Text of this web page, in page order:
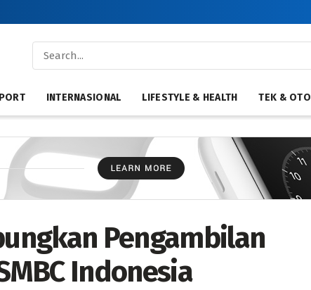
INTERNASIONAL LIFESTYLE & HEALTH TEK & OTO
Pengambilan
Indonesia